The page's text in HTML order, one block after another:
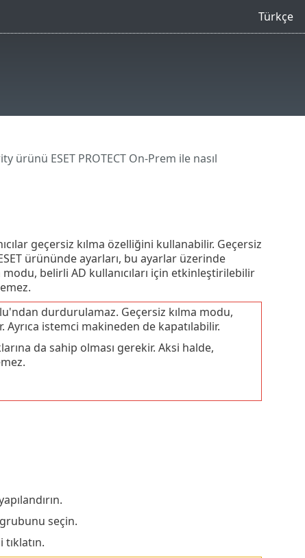
Türkçe
ürünü ESET PROTECT On-Prem ile nasıl
geçersiz kılma özelliğini kullanabilir. Geçersiz
ürününde ayarları, bu ayarlar üzerinde
belirli AD kullanıcıları için etkinleştirilebilir
durdurulamaz. Geçersiz kılma modu,
istemci makineden de kapatılabilir.
da sahip olması gerekir. Aksi halde,
seçin.
tıklatın.